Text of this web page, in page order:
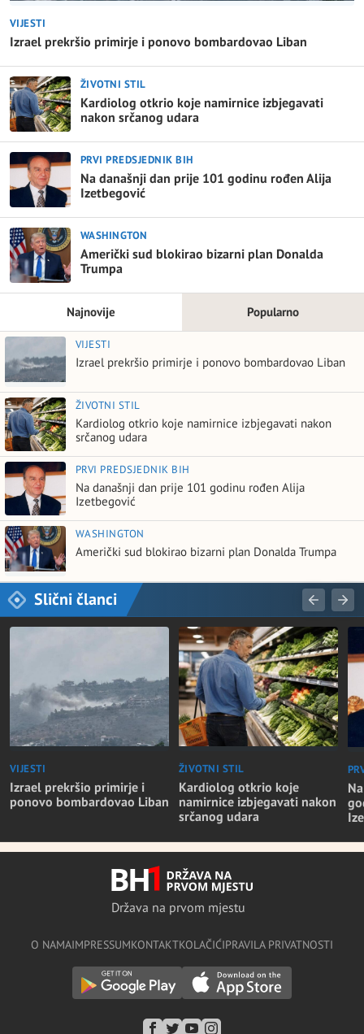
VIJESTI
Izrael prekršio primirje i ponovo bombardovao Liban
ŽIVOTNI STIL
Kardiolog otkrio koje namirnice izbjegavati
nakon srčanog udara
PRVI PREDSJEDNIK BIH
Na današnji dan prije 101 godinu rođen Alija
Izetbegović
WASHINGTON
Američki sud blokirao bizarni plan Donalda
Trumpa
Najnovije Popularno
VIJESTI
Izrael prekršio primirje i ponovo bombardovao Liban
ŽIVOTNI STIL
Kardiolog otkrio koje namirnice izbjegavati nakon
srčanog udara
PRVI PREDSJEDNIK BIH
Na današnji dan prije 101 godinu rođen Alija
Izetbegović
WASHINGTON
Američki sud blokirao bizarni plan Donalda Trumpa
Slični članci
VIJESTI
Izrael prekršio primirje i
ponovo bombardovao Liban
ŽIVOTNI STIL
Kardiolog otkrio koje
namirnice izbjegavati nakon
srčanog udara
Država na prvom mjestu
O NAMAIMPRESSUMKONTAKTKOLAČIĆIPRAVILA PRIVATNOSTI